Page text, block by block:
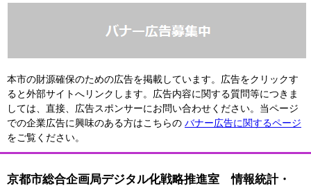
本市の財源確保のための広告を掲載しています。広告をクリックす
ると外部サイトへリンクします。広告内容に関する質問等につきま
しては、直接、広告スポンサーにお問い合わせください。当ページ
での企業広告に興味のある方はこちらの バナー広告に関するページ
をご覧ください。
京都市総合企画局デジタル化戦略推進室 情報統計・